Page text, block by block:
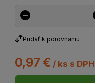
Pridať k porovnaniu
0,97 € / ks s DPH